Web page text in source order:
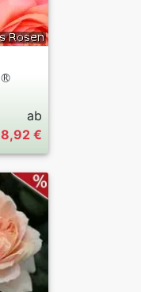
®
ab
8,92 €